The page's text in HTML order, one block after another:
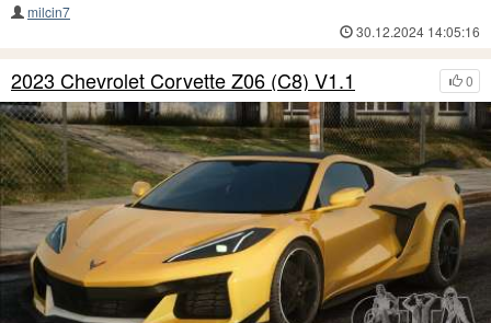
milcin7
30.12.2024 14:05:16
0
2023 Chevrolet Corvette Z06 (C8) V1.1